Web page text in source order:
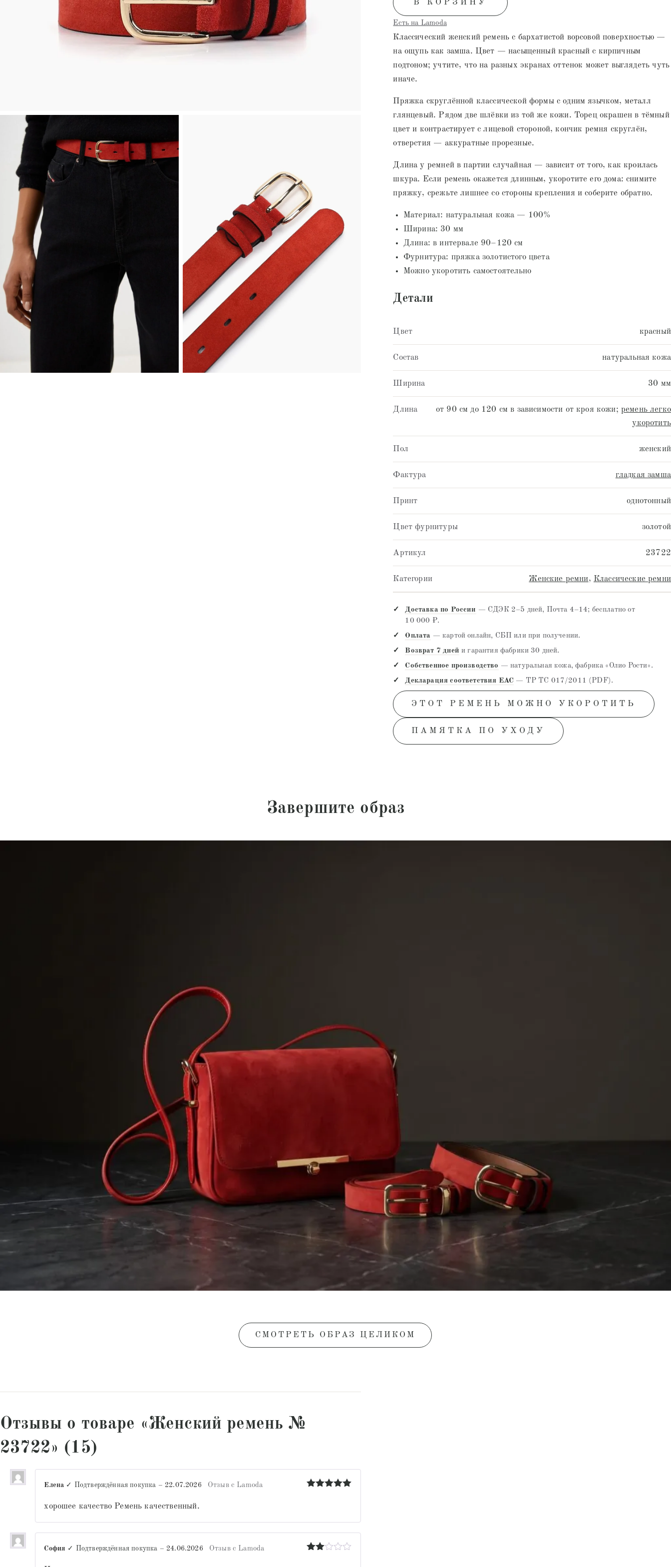
В КОРЗИНУ
Есть на Lamoda
Классический женский ремень с бархатистой ворсовой поверхностью —
на ощупь как замша. Цвет — насыщенный красный с кирпичным
подтоном; учтите, что на разных экранах оттенок может выглядеть чуть
иначе.
Пряжка скруглённой классической формы с одним язычком, металл
глянцевый. Рядом две шлёвки из той же кожи. Торец окрашен в тёмный
цвет и контрастирует с лицевой стороной, кончик ремня скруглён,
отверстия — аккуратные прорезные.
Длина у ремней в партии случайная — зависит от того, как кроилась
шкура. Если ремень окажется длинным, укоротите его дома: снимите
пряжку, срежьте лишнее со стороны крепления и соберите обратно.
Материал: натуральная кожа — 100%
Ширина: 30 мм
Длина: в интервале 90–120 см
Фурнитура: пряжка золотистого цвета
Можно укоротить самостоятельно
Детали
Цвет красный
Состав натуральная кожа
Ширина 30 мм
Длина от 90 см до 120 см в зависимости от кроя кожи; ремень легко
укоротить
Пол женский
Фактура гладкая замша
Принт однотонный
Цвет фурнитуры золотой
Артикул 23722
Категории Женские ремни, Классические ремни
Доставка по России — СДЭК 2–5 дней, Почта 4–14; бесплатно от
10 000 ₽.
Оплата — картой онлайн, СБП или при получении.
Возврат 7 дней и гарантия фабрики 30 дней.
Собственное производство — натуральная кожа, фабрика «Олио Рости».
Декларация соответствия EAC — ТР ТС 017/2011 (PDF).
ЭТОТ РЕМЕНЬ МОЖНО УКОРОТИТЬ
ПАМЯТКА ПО УХОДУ
Завершите образ
СМОТРЕТЬ ОБРАЗ ЦЕЛИКОМ
Отзывы о товаре «Женский ремень №
23722» (15)
Елена ✓ Подтверждённая покупка – 22.07.2026 Отзыв с Lamoda
хорошее качество Ремень качественный.
София ✓ Подтверждённая покупка – 24.06.2026 Отзыв с Lamoda